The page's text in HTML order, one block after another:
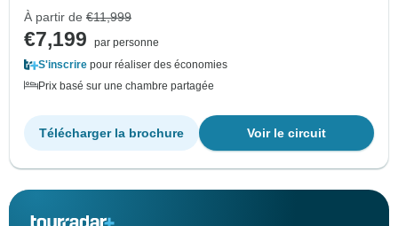
À partir de €11,999
€7,199
par personne
S'inscrire pour réaliser des économies
Prix basé sur une chambre partagée
Voir le circuit
Télécharger la brochure